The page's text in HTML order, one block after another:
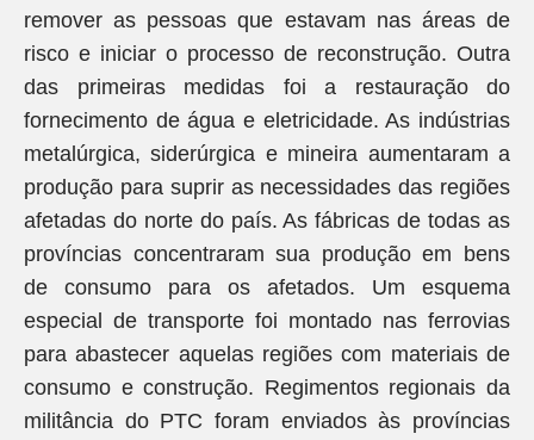
remover as pessoas que estavam nas áreas de
risco e iniciar o processo de reconstrução. Outra
das primeiras medidas foi a restauração do
fornecimento de água e eletricidade. As indústrias
metalúrgica, siderúrgica e mineira aumentaram a
produção para suprir as necessidades das regiões
afetadas do norte do país. As fábricas de todas as
províncias concentraram sua produção em bens
de consumo para os afetados. Um esquema
especial de transporte foi montado nas ferrovias
para abastecer aquelas regiões com materiais de
consumo e construção. Regimentos regionais da
militância do PTC foram enviados às províncias